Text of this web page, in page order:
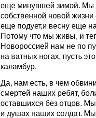
еще минувшей зимой. Мы
собственной новой
еще подует,и весну еще
Потому что мы живы, и
Новороссией нам не по
на ватных ногах, пусть
каламбур.
Да, нам есть, в чем
смертей наших ребят,
оставшихся без отцов.
и душах наших солдат.